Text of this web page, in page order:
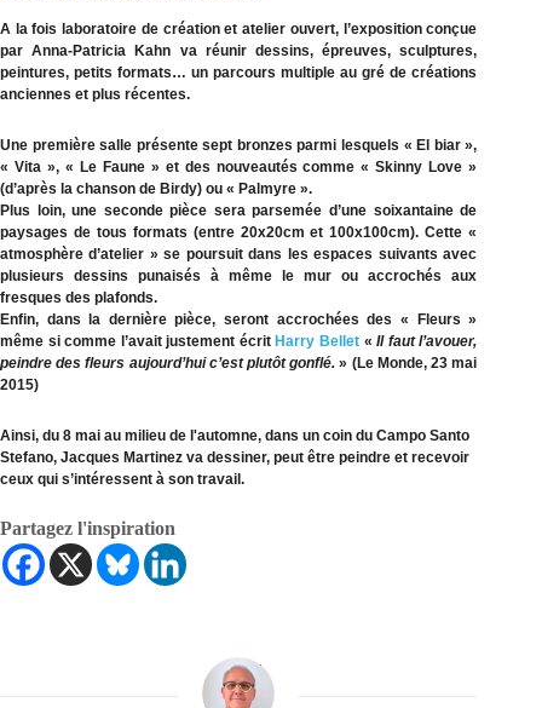
A la fois laboratoire de création et atelier ouvert, l’exposition conçue
par Anna-Patricia Kahn va réunir dessins, épreuves, sculptures,
peintures, petits formats… un parcours multiple au gré de créations
anciennes et plus récentes.
Une première salle présente sept bronzes parmi lesquels « El biar »,
« Vita », « Le Faune » et des nouveautés comme « Skinny Love »
(d’après la chanson de Birdy) ou « Palmyre ».
Plus loin, une seconde pièce sera parsemée d’une soixantaine de
paysages de tous formats (entre 20x20cm et 100x100cm). Cette «
atmosphère d’atelier » se poursuit dans les espaces suivants avec
plusieurs dessins punaisés à même le mur ou accrochés aux
fresques des plafonds.
Enfin, dans la dernière pièce, seront accrochées des « Fleurs »
même si comme l’avait justement écrit Harry Bellet«Il faut l’avouer,
peindre des fleurs aujourd’hui c’est plutôt gonflé. » (Le Monde, 23 mai
2015)
Ainsi, du 8 mai au milieu de l'automne, dans un coin du Campo Santo
Stefano, Jacques Martinez va dessiner, peut être peindre et recevoir
ceux qui s’intéressent à son travail.
Partagez l'inspiration